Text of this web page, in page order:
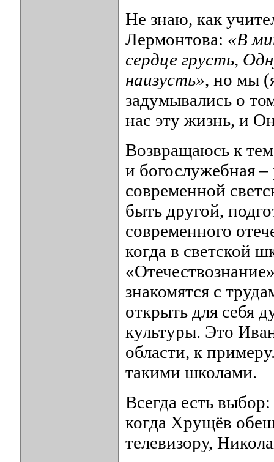
Не знаю, как
Лермонтова: «В
сердце грусть,
наизусть», но мы
задумывались о
нас эту жизнь, и
Возвращаюсь к
и богослужебная –
современной
быть другой,
современного
когда в светской
знакомятся с
открыть для себя
культуры. Это
области, к
такими школами.
Всегда есть
когда Хрущёв
телевизору,